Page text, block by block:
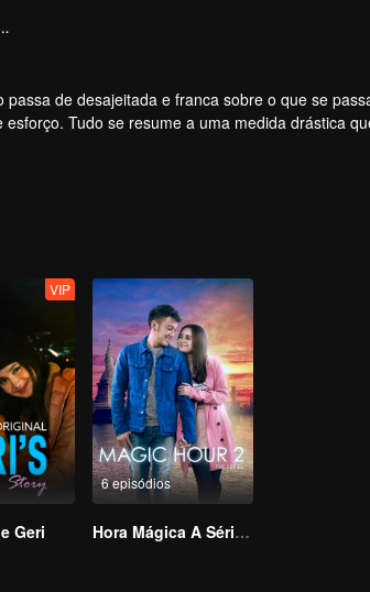
de desajeitada e franca sobre o que se
Tudo se resume a uma medida drástica
VIP
Geri
6 episódios
Hora Mágica A Série S2